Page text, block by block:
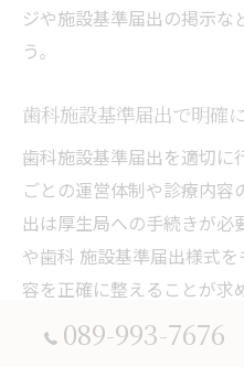
ジや施設基準届出の掲示な
う。
歯科施設基準届出で明確
歯科施設基準届出を適切に
ごとの運営体制や診療内
出は厚生局への手続きが必
や歯科 施設基準届出様式を
容を正確に整えることが求
届出の有無によって、診療
089-993-7676